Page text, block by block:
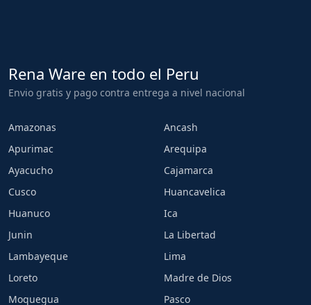
Rena Ware en todo el Peru
Envio gratis y pago contra entrega a nivel nacional
Amazonas
Ancash
Apurimac
Arequipa
Ayacucho
Cajamarca
Cusco
Huancavelica
Huanuco
Ica
Junin
La Libertad
Lambayeque
Lima
Loreto
Madre de Dios
Moquegua
Pasco